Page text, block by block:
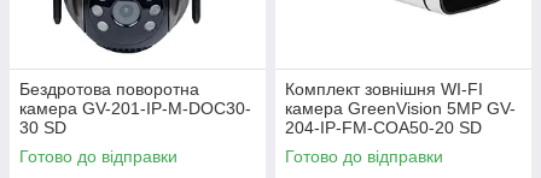
Бездротова поворотна
камера GV-201-IP-M-DOС30-
30 SD
Готово до відправки
Комплект зовнішня WI-FI
камера GreenVision 5МР GV-
204-IP-FM-COA50-20 SD
(Lite) (з блоком живлення)
Готово до відправки